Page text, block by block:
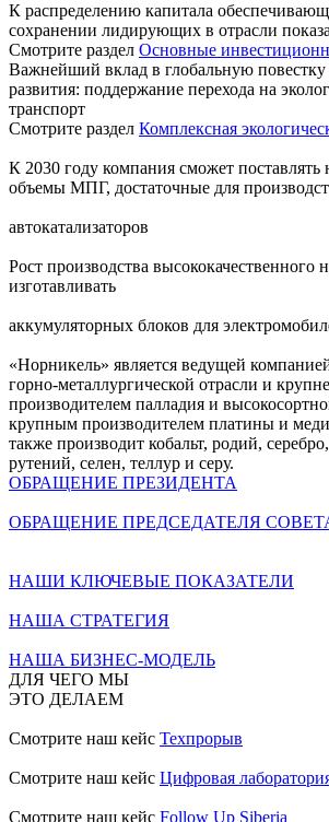
К распределению капитала
сохранении лидирующих в отрасли
Смотрите раздел Основные
Важнейший вклад в глобальную повестку
развития: поддержание перехода на
транспорт
Смотрите раздел Комплексная
К 2030 году компания сможет
объемы МПГ, достаточные для
автокатализаторов
Рост производства высококачественного
изготавливать
аккумуляторных блоков для
«Норникель» является ведущей
горно-металлургической отрасли и
производителем палладия и
крупным производителем платины и
также производит кобальт, родий,
рутений, селен, теллур и серу.
ОБРАЩЕНИЕ ПРЕЗИДЕНТА
ОБРАЩЕНИЕ ПРЕДСЕДАТЕЛЯ
НАШИ КЛЮЧЕВЫЕ ПОКАЗАТЕЛИ
НАША СТРАТЕГИЯ
НАША БИЗНЕС-МОДЕЛЬ
ДЛЯ ЧЕГО МЫ
ЭТО ДЕЛАЕМ
Смотрите наш кейс Техпрорыв
Смотрите наш кейс Цифровая
Смотрите наш кейс Follow Up Siberia